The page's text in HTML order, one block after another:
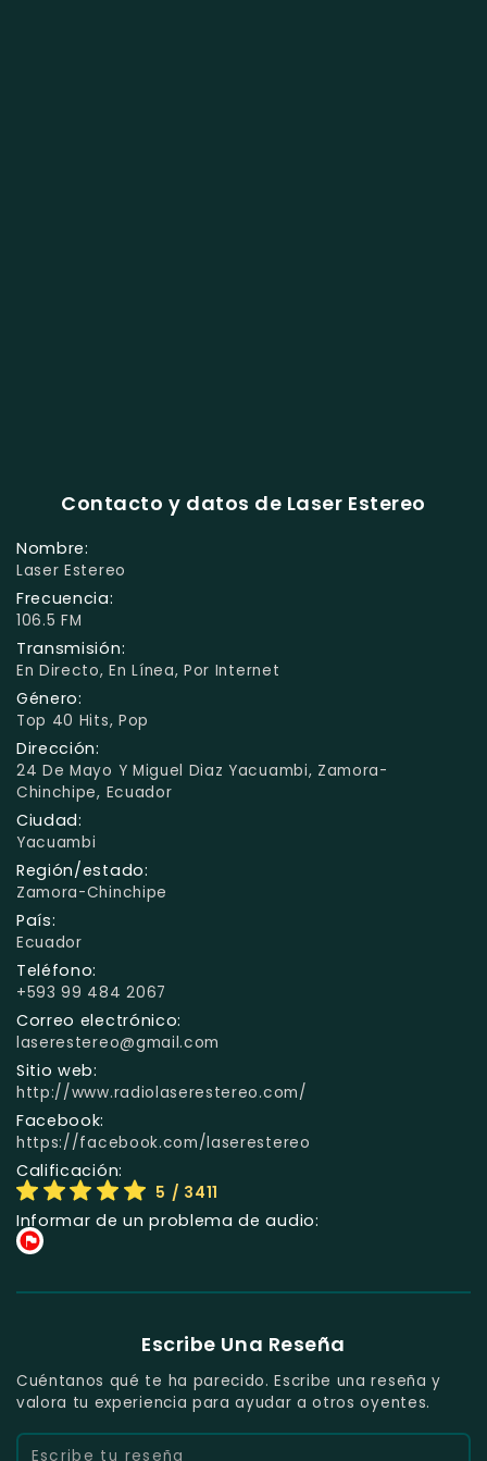
Contacto y datos de Laser Estereo
Nombre:
Laser Estereo
Frecuencia:
106.5 FM
Transmisión:
En Directo, En Línea, Por Internet
Género:
Top 40 Hits, Pop
Dirección:
24 De Mayo Y Miguel Diaz Yacuambi, Zamora-
Chinchipe, Ecuador
Ciudad:
Yacuambi
Región/estado:
Zamora-Chinchipe
País:
Ecuador
Teléfono:
+593 99 484 2067
Correo electrónico:
laserestereo@gmail.com
Sitio web:
http://www.radiolaserestereo.com/
Facebook:
https://facebook.com/laserestereo
Calificación:
5 / 3411
Informar de un problema de audio:
Escribe Una Reseña
Cuéntanos qué te ha parecido. Escribe una reseña y
valora tu experiencia para ayudar a otros oyentes.